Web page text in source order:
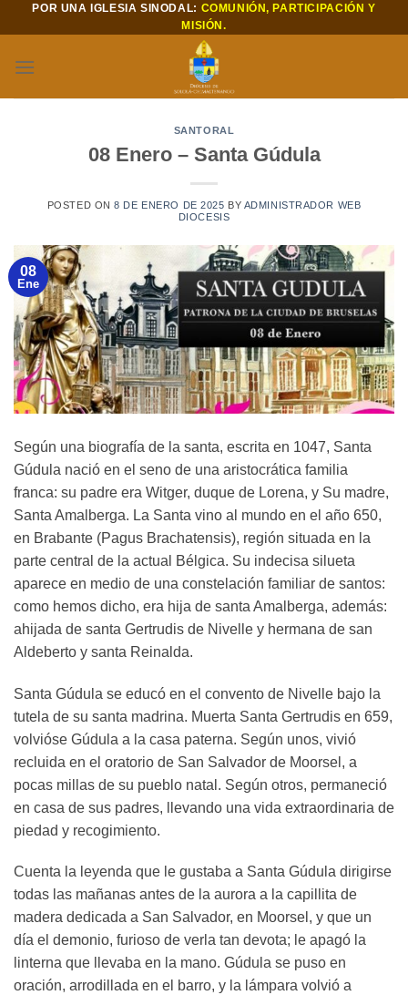
Saltar
al
POR UNA IGLESIA SINODAL: COMUNIÓN, PARTICIPACIÓN Y
MISIÓN.
SANTORAL
08 Enero – Santa Gúdula
POSTED ON8 DE ENERO DE 2025 BY ADMINISTRADOR WEB
DIOCESIS
08
Ene
Según una biografía de la santa, escrita en 1047, Santa
Gúdula nació en el seno de una aristocrática familia
franca: su padre era Witger, duque de Lorena, y Su madre,
Santa Amalberga. La Santa vino al mundo en el año 650,
en Brabante (Pagus Brachatensis), región situada en la
parte central de la actual Bélgica. Su indecisa silueta
aparece en medio de una constelación familiar de santos:
como hemos dicho, era hija de santa Amalberga, además:
ahijada de santa Gertrudis de Nivelle y hermana de san
Aldeberto y santa Reinalda.
Santa Gúdula se educó en el convento de Nivelle bajo la
tutela de su santa madrina. Muerta Santa Gertrudis en 659,
volvióse Gúdula a la casa paterna. Según unos, vivió
recluida en el oratorio de San Salvador de Moorsel, a
pocas millas de su pueblo natal. Según otros, permaneció
en casa de sus padres, llevando una vida extraordinaria de
piedad y recogimiento.
Cuenta la leyenda que le gustaba a Santa Gúdula dirigirse
todas las mañanas antes de la aurora a la capillita de
madera dedicada a San Salvador, en Moorsel, y que un
día el demonio, furioso de verla tan devota; le apagó la
linterna que llevaba en la mano. Gúdula se puso en
oración, arrodillada en el barro, y la lámpara volvió a